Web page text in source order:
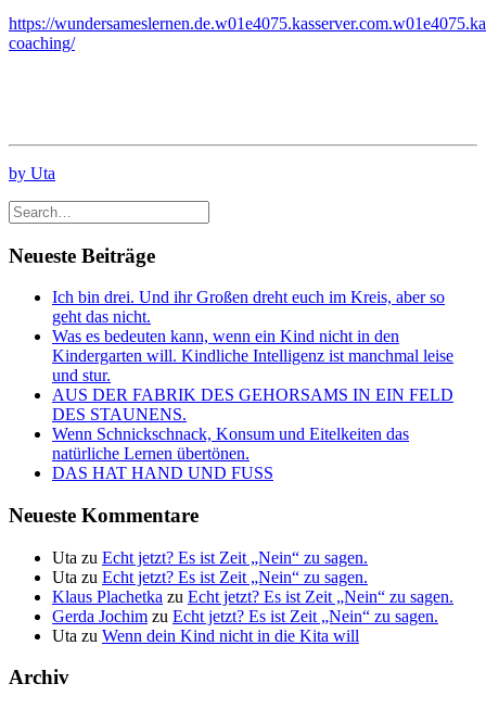
https://
coaching/
by Uta
Neueste Beiträge
Ich bin drei. Und ihr Großen dreht euch im Kreis, aber so
geht das nicht.
Was es bedeuten kann, wenn ein Kind nicht in den
Kindergarten will. Kindliche Intelligenz ist manchmal leise
und stur.
AUS DER FABRIK DES GEHORSAMS IN EIN FELD
DES STAUNENS.
Wenn Schnickschnack, Konsum und Eitelkeiten das
natürliche Lernen übertönen.
DAS HAT HAND UND FUSS
Neueste Kommentare
Uta zu Echt jetzt? Es ist Zeit „Nein“ zu sagen.
Uta zu Echt jetzt? Es ist Zeit „Nein“ zu sagen.
Klaus Plachetka zu Echt jetzt? Es ist Zeit „Nein“ zu sagen.
Gerda Jochim zu Echt jetzt? Es ist Zeit „Nein“ zu sagen.
Uta zu Wenn dein Kind nicht in die Kita will
Archiv